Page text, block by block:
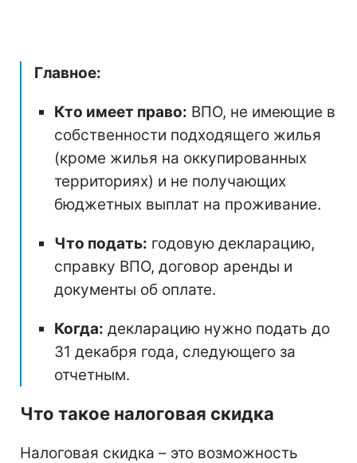
Главное:
Кто имеет право: ВПО, не имеющие в
собственности подходящего жилья
(кроме жилья на оккупированных
территориях) и не получающих
бюджетных выплат на проживание.
Что подать: годовую декларацию,
справку ВПО, договор аренды и
документы об оплате.
Когда: декларацию нужно подать до
31 декабря года, следующего за
отчетным.
Что такое налоговая скидка
Налоговая скидка – это возможность